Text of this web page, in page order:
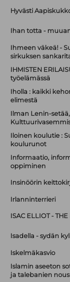
Hyvästi
Ihan totta -
Ihmeen väkeä! -
sirkuksen
IHMISTEN
työelämässä
Iholla : kaikki
elimestä
Ilman Lenin-
Iloinen koulutie :
koulurunot
Informaatio,
oppiminen
Insinöörin
Irlanninterrieri
ISAC ELLIOT -
Isadella - sydän
Iskelmäkasvio
Islamin aseeton
ja talebanien